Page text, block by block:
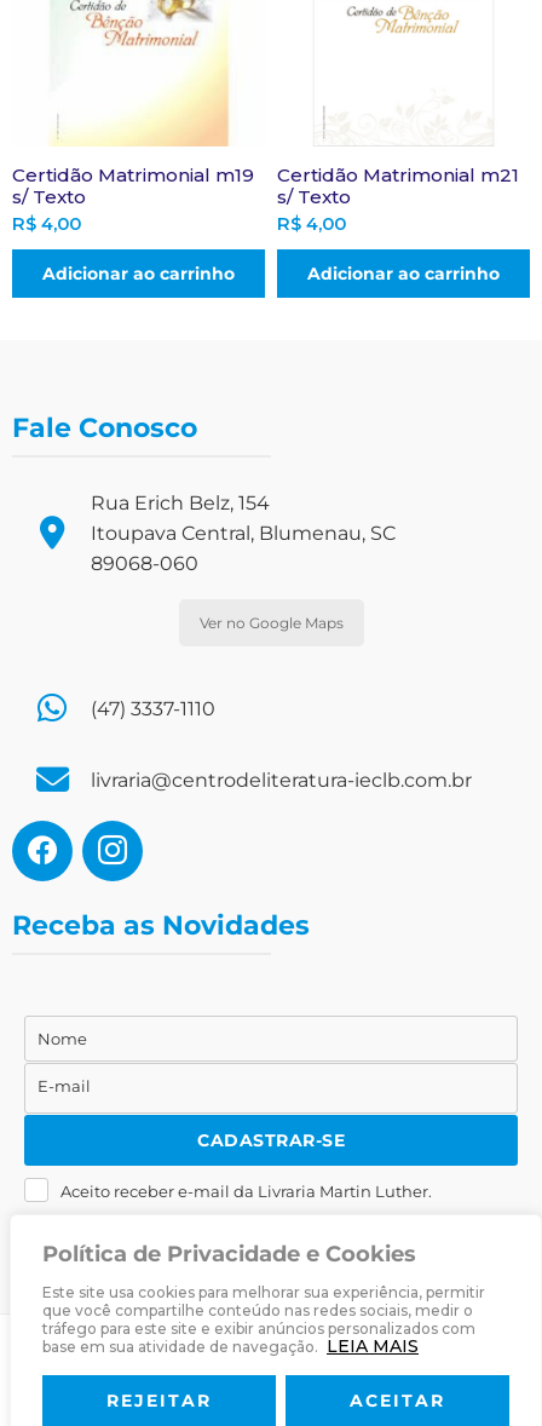
Política de Privacidade e Cookies
Este site usa cookies para melhorar sua experiência, permitir
que você compartilhe conteúdo nas redes sociais, medir o
tráfego para este site e exibir anúncios personalizados com
base em sua atividade de navegação. LEIA MAIS
REJEITAR ACEITAR
Certidão Matrimonial m19
s/ Texto
R$ 4,00
Adicionar ao carrinho
Certidão Matrimonial m21
s/ Texto
R$ 4,00
Adicionar ao carrinho
Fale Conosco
Rua Erich Belz, 154
Itoupava Central, Blumenau, SC
89068-060
Ver no Google Maps
(47) 3337-1110
livraria@centrodeliteratura-ieclb.com.br
Receba as Novidades
Nome
Nome
E-
mail
E-mail
CADASTRAR-SE
Aceito receber e-mail da Livraria Martin Luther.
Livraria Martin Luther· Desenvolvido porZwei Arts
Livraria Política de Privacidade Termos & Condições